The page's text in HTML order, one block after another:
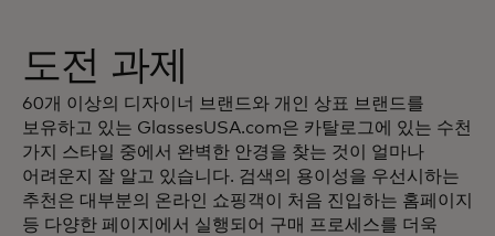
도전 과제
60개 이상의 디자이너 브랜드와 개인 상표 브랜드를
보유하고 있는 GlassesUSA.com은 카탈로그에 있는 수천
가지 스타일 중에서 완벽한 안경을 찾는 것이 얼마나
어려운지 잘 알고 있습니다. 검색의 용이성을 우선시하는
추천은 대부분의 온라인 쇼핑객이 처음 진입하는 홈페이지
등 다양한 페이지에서 실행되어 구매 프로세스를 더욱